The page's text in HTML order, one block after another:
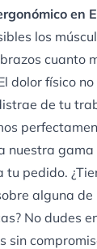
en
los
cuanto
dolor físico
de tu
nuestra gama
tu pedido.
alguna
No dudes
sin